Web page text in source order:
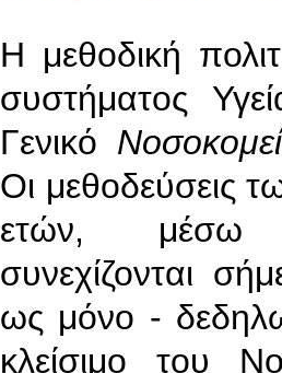
Η μεθοδική
συστήματος
Γενικό
Οι μεθοδεύσεις
ετών, μέσω
συνεχίζονται
ως μόνο -
κλείσιμο του